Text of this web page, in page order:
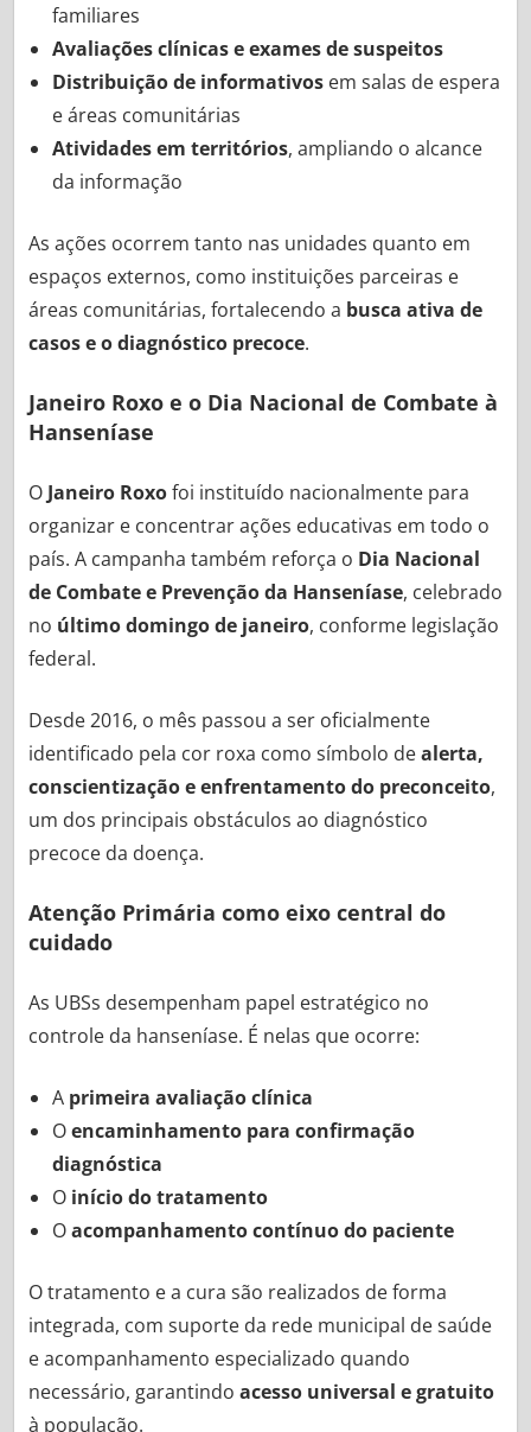
familiares
Avaliações clínicas e exames de suspeitos
Distribuição de informativos em salas de espera
e áreas comunitárias
Atividades em territórios, ampliando o alcance
da informação
As ações ocorrem tanto nas unidades quanto em
espaços externos, como instituições parceiras e
áreas comunitárias, fortalecendo a busca ativa de
casos e o diagnóstico precoce.
Janeiro Roxo e o Dia Nacional de Combate à
Hanseníase
O Janeiro Roxofoi instituído nacionalmente para
organizar e concentrar ações educativas em todo o
país. A campanha também reforça o Dia Nacional
de Combate e Prevenção da Hanseníase, celebrado
no último domingo de janeiro, conforme legislação
federal.
Desde 2016, o mês passou a ser oficialmente
identificado pela cor roxa como símbolo dealerta,
conscientização e enfrentamento do preconceito,
um dos principais obstáculos ao diagnóstico
precoce da doença.
Atenção Primária como eixo central do
cuidado
As UBSs desempenham papel estratégico no
controle da hanseníase. É nelas que ocorre:
A primeira avaliação clínica
Oencaminhamento para confirmação
diagnóstica
O início do tratamento
Oacompanhamento contínuo do paciente
O tratamento e a cura são realizados de forma
integrada, com suporte da rede municipal de saúde
e acompanhamento especializado quando
necessário, garantindo acesso universal e gratuito
à população.